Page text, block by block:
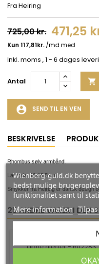
Fra Heiring
725,00 kr. 471,25
Inkl. moms , 1 - 6 dages
Antal 
account_circle SEND TIL EN VEN
BESKRIVELSE
Rhombus sølv armbånd.
Længde: 16-18,5 cm
Smykker fra Heiring er dansk design
25 ANDRE VARER I DEN
GULD ARMBÅND 8 KT.
Wienberg-guld.dk
bedst mulige
funktionalitet samt til
Mere information